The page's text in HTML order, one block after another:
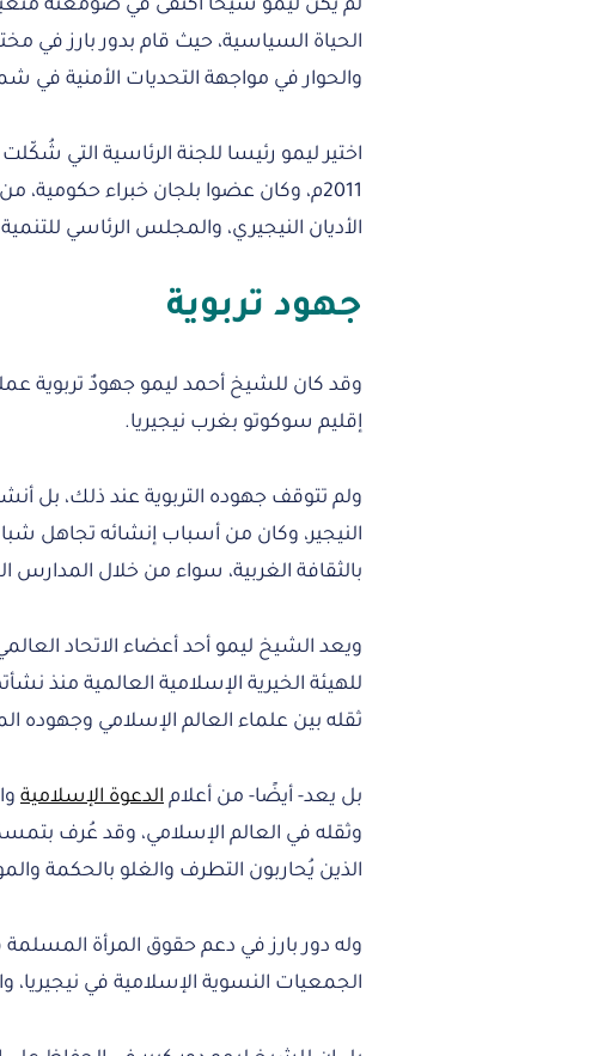
لم يكن ليمو شيخا اكتفى في صومعته
الحياة السياسية، حيث قام بدور بارز في
والحوار في مواجهة التحديات الأمنية في
اختير ليمو رئيسا للجنة الرئاسية التي
الأديان النيجيري، والمجلس الرئاسي للتنمية
جهود تربوية
إقليم سوكوتو بغرب نيجيريا.
النيجير، وكان من أسباب إنشائه تجاهل
بالثقافة الغربية، سواء من خلال المدارس
ويعد الشيخ ليمو أحد أعضاء الاتحاد
للهيئة الخيرية الإسلامية العالمية منذ
ثقله بين علماء العالم الإسلامي
بل يعد- أيضًا- من أعلام الدعوة الإسلامية
وثقله في العالم الإسلامي، وقد عُرف
الذين يُحاربون التطرف والغلو بالحكمة
وله دور بارز في دعم حقوق المرأة
الجمعيات النسوية الإسلامية في نيجيريا،